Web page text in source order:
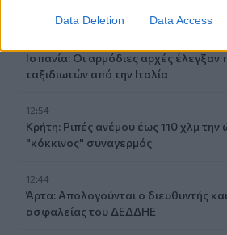
Data Deletion Data Access
Ισπανία: Οι αρμόδιες αρχές έλεγξαν
ταξιδιωτών από την Ιταλία
12:54
Κρήτη: Ριπές ανέμου έως 110 χλμ
"κόκκινος" συναγερμός
12:44
Άρτα: Απολογούνται ο διευθυντής
ασφαλείας του ΔΕΔΔΗΕ